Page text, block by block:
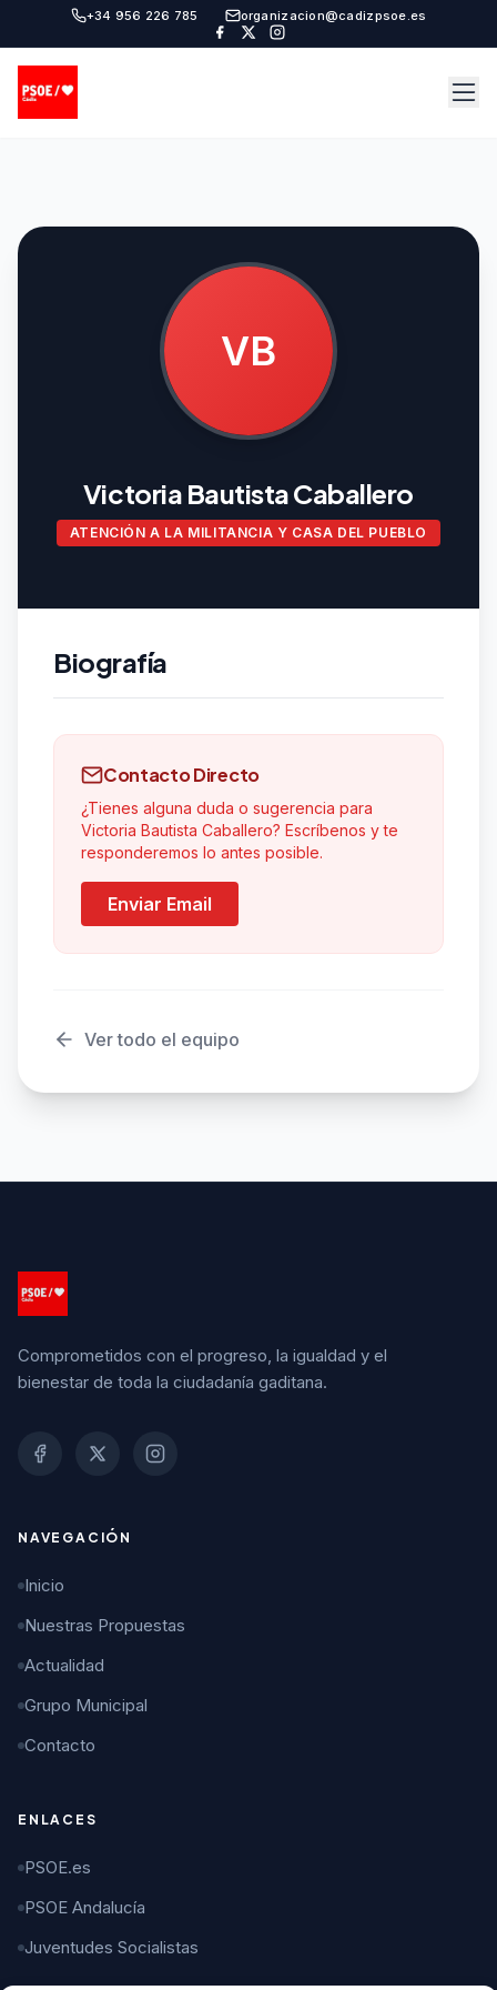
+34 956 226 785 organizacion@cadizpsoe.es
VB
Victoria Bautista Caballero
ATENCIÓN A LA MILITANCIA Y CASA DEL PUEBLO
Biografía
Contacto Directo
¿Tienes alguna duda o sugerencia para
Victoria Bautista Caballero? Escríbenos y te
responderemos lo antes posible.
Enviar Email
Ver todo el equipo
Comprometidos con el progreso, la igualdad y el
bienestar de toda la ciudadanía gaditana.
NAVEGACIÓN
Inicio
Nuestras Propuestas
Actualidad
Grupo Municipal
Contacto
ENLACES
PSOE.es
PSOE Andalucía
Juventudes Socialistas